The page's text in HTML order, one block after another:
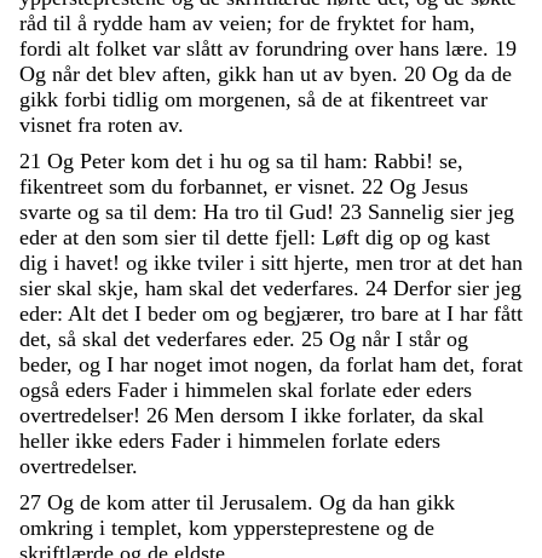
råd til å rydde ham av veien; for de fryktet for ham,
fordi alt folket var slått av forundring over hans lære. 19
Og når det blev aften, gikk han ut av byen. 20 Og da de
gikk forbi tidlig om morgenen, så de at fikentreet var
visnet fra roten av.
21 Og Peter kom det i hu og sa til ham: Rabbi! se,
fikentreet som du forbannet, er visnet. 22 Og Jesus
svarte og sa til dem: Ha tro til Gud! 23 Sannelig sier jeg
eder at den som sier til dette fjell: Løft dig op og kast
dig i havet! og ikke tviler i sitt hjerte, men tror at det han
sier skal skje, ham skal det vederfares. 24 Derfor sier jeg
eder: Alt det I beder om og begjærer, tro bare at I har fått
det, så skal det vederfares eder. 25 Og når I står og
beder, og I har noget imot nogen, da forlat ham det, forat
også eders Fader i himmelen skal forlate eder eders
overtredelser! 26 Men dersom I ikke forlater, da skal
heller ikke eders Fader i himmelen forlate eders
overtredelser.
27 Og de kom atter til Jerusalem. Og da han gikk
omkring i templet, kom yppersteprestene og de
skriftlærde og de eldste